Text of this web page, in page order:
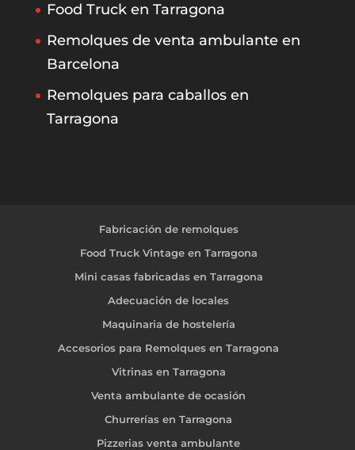
Food Truck en Tarragona
Remolques de venta ambulante en
Barcelona
Remolques para caballos en
Tarragona
Fabricación de remolques
Food Truck Vintage en Tarragona
Mini casas fabricadas en Tarragona
Adecuación de locales
Maquinaria de hostelería
Accesorios para Remolques en Tarragona
Vitrinas en Tarragona
Venta ambulante de ocasión
Churrerías en Tarragona
Pizzerias venta ambulante